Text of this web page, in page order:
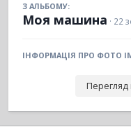
З АЛЬБОМУ:
Моя машина · 22
ІНФОРМАЦІЯ ПРО ФОТО
Перегляд